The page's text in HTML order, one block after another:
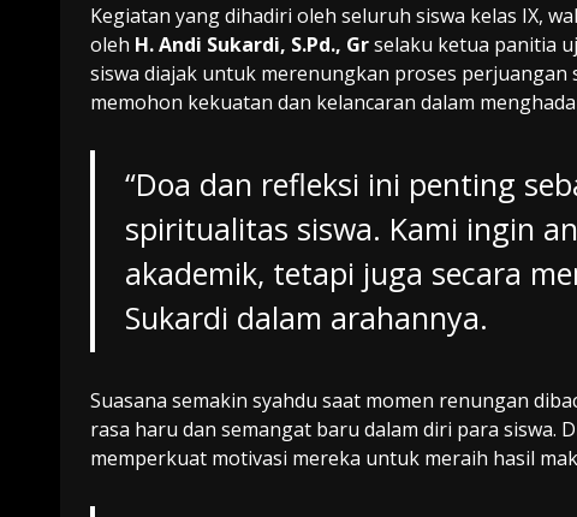
Kegiatan yang dihadiri oleh seluruh siswa kelas IX,
oleh H. Andi Sukardi, S.Pd., Grselaku ketua panitia
siswa diajak untuk merenungkan proses perjuangan
memohon kekuatan dan kelancaran dalam
“Doa dan refleksi ini penting
spiritualitas siswa. Kami ingin
akademik, tetapi juga secara
Sukardi dalam arahannya.
Suasana semakin syahdu saat momen renungan
rasa haru dan semangat baru dalam diri para siswa.
memperkuat motivasi mereka untuk meraih hasil